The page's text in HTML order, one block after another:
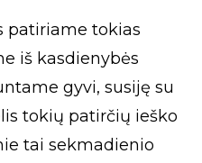
patiriame tokias
iš kasdienybės
gyvi, susiję su
tokių patirčių ieško
tai sekmadienio